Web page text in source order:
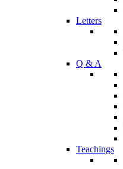
Letters
Q & A
Teachings